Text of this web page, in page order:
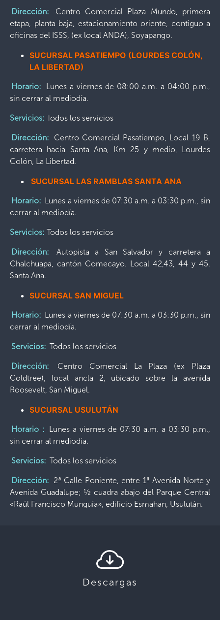
Dirección:
Centro Comercial Plaza Mundo, primera
etapa, planta baja, estacionamiento oriente, contiguo a
oficinas del ISSS, (ex local ANDA), Soyapango.
SUCURSAL PASATIEMPO (LOURDES COLÓN,
LA LIBERTAD)
Horario:
Lunes a viernes de 08:00 a.m. a 04:00 p.m.,
sin cerrar al mediodía.
Servicios: Todos los servicios
Dirección:
Centro Comercial Pasatiempo, Local 19 B,
carretera hacia Santa Ana, Km 25 y medio, Lourdes
Colón, La Libertad.
SUCURSAL LAS RAMBLAS SANTA ANA
Horario: Lunes a viernes de 07:30 a.m. a 03:30 p.m., sin
cerrar al mediodía.
Servicios: Todos los servicios
Dirección:
Autopista a San Salvador y carretera a
Chalchuapa, cantón Comecayo. Local 42,43, 44 y 45.
Santa Ana.
SUCURSAL SAN MIGUEL
Horario: Lunes a viernes de 07:30 a.m. a 03:30 p.m., sin
cerrar al mediodía.
Servicios: Todos los servicios
Dirección:
Centro Comercial La Plaza (ex Plaza
Goldtree), local ancla 2, ubicado sobre la avenida
Roosevelt, San Miguel.
SUCURSAL USULUTÁN
Horario : Lunes a viernes de 07:30 a.m. a 03:30 p.m.,
sin cerrar al mediodía.
Servicios: Todos los servicios
Dirección: 2ª Calle Poniente, entre 1ª Avenida Norte y
Avenida Guadalupe; ½ cuadra abajo del Parque Central
«Raúl Francisco Munguía», edificio Esmahan, Usulután.
Descargas